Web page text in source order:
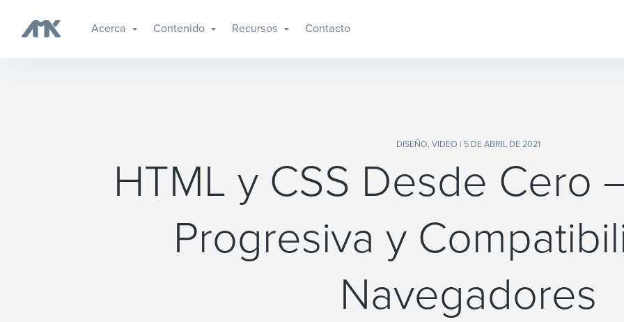
Acerca Contenido Recursos Contacto
DISEÑO, VIDEO | 5 DE ABRIL DE 2021
HTML y CSS Desde Cero
Progresiva y
Navegadores